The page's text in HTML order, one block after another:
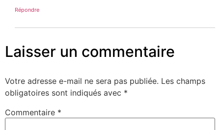
Répondre
Laisser un commentaire
Votre adresse e-mail ne sera pas publiée. Les champs
obligatoires sont indiqués avec *
Commentaire *